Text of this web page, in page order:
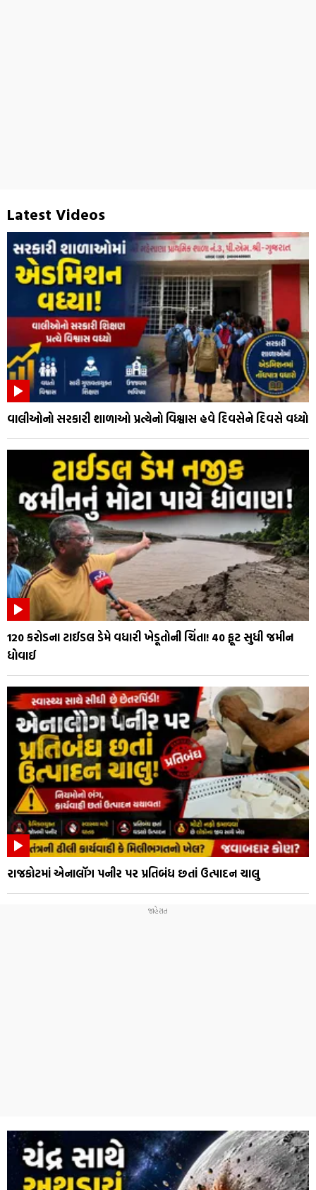
Latest Videos
વાલીઓનો સરકારી શાળાઓ પ્રત્યેનો વિશ્વાસ હવે દિવસેને દિવસે વધ્યો
₹120 કરોડના ટાઈડલ ડેમે વધારી ખેડૂતોની ચિંતા! 40 ફૂટ સુધી જમીન
ધોવાઈ
રાજકોટમાં એનાલૉગ પનીર પર પ્રતિબંધ છતાં ઉત્પાદન ચાલુ